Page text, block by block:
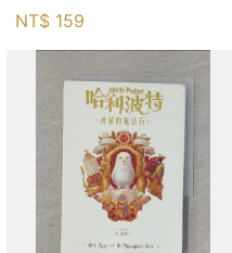
NT$ 159